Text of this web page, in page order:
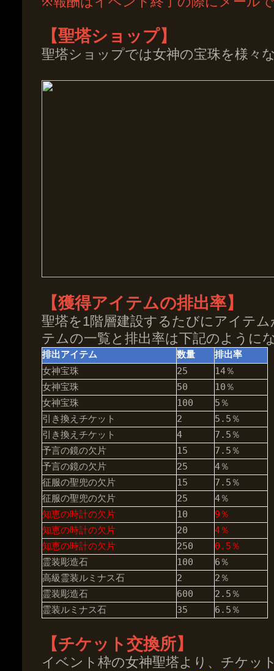
【聖塔ショップ】
聖塔ショップでは女神の宝珠を様々
【獲得アイテムの排出率】
聖塔を1階層建設するたびにアイテ
テムの一覧と排出率は下記のように
排出アイテム 数量 排出率
女神宝珠 25
14％
女神宝珠
50
10％
女神宝珠
100
5％
引き換えチケット
2
5.5％
引き換えチケット
4
7.5％
予言の鏡の欠片
15
7.5％
予言の鏡の欠片
25
4％
征服の聖兜の欠片
15
7.5％
征服の聖兜の欠片
25
4％
知恵の時計の欠片
10
9％
知恵の時計の欠片
20
4％
知恵の時計の欠片
250
0.5％
霊装彫造石
100
6％
高級霊装ルミナス石
2
2％
霊装彫造石
600
2.5％
霊装ルミナス石
35 6.5％
【チケット交換所】
イベント枠の女神聖塔より、チケッ